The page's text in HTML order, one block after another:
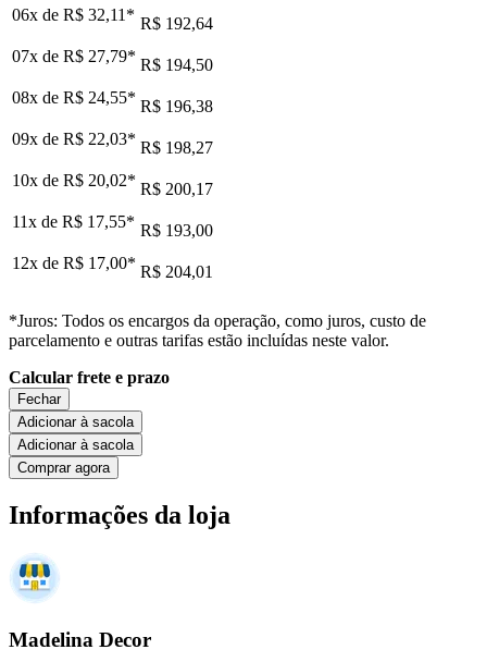
06x de R$ 32,11 * R$ 192,64
07x de R$ 27,79* R$ 194,50
08x de R$ 24,55* R$ 196,38
09x de R$ 22,03* R$ 198,27
10x de R$ 20,02* R$ 200,17
11x de R$ 17,55* R$ 193,00
12x de R$ 17,00* R$ 204,01
*Juros: Todos os encargos da operação, como juros, custo de
parcelamento e outras tarifas estão incluídas neste valor.
Calcular frete e prazo
Fechar
Adicionar à sacola
Adicionar à sacola
Comprar agora
Informações da loja
Madelina Decor